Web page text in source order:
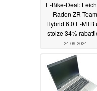
E-Bike-Deal:
Radon ZR Team
Hybrid 6.0 E-MTB
stolze 34%
24.09.2024